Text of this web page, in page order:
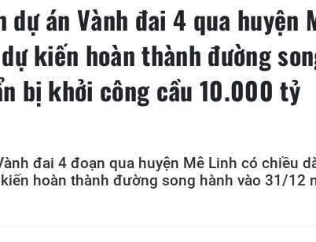
dự án Vành đai 4 qua huyện
kiến hoàn thành đường
bị khởi công cầu 10.000 tỷ
đai 4 đoạn qua huyện Mê Linh có chiều
hoàn thành đường song hành vào 31/12